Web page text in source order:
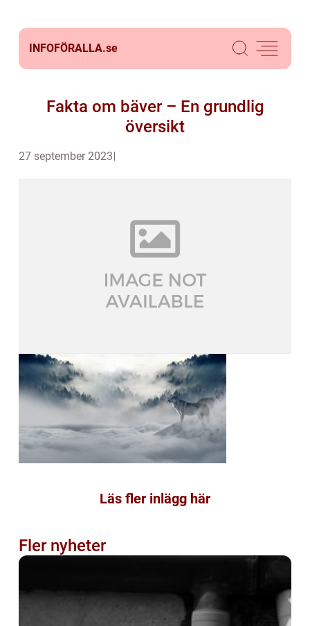
INFOFÖRALLA.se
Fakta om bäver – En grundlig
översikt
27 september 2023
Läs fler inlägg här
Fler nyheter